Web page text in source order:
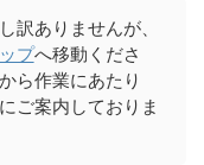
訳ありませんが、
プへ移動くださ
ら作業にあたり
ご案内しておりま